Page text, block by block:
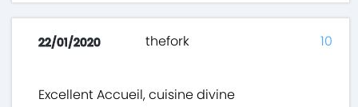
22/01/2020 thefork
Excellent Accueil, cuisine divine
10